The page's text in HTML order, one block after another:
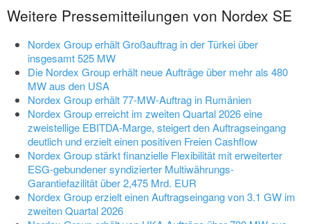
Weitere Pressemitteilungen von Nordex SE
Nordex Group erhält Großauftrag in der Türkei über
insgesamt 525 MW
Die Nordex Group erhält neue Aufträge über mehr als 480
MW aus den USA
Nordex Group erhält 77-MW-Auftrag in Rumänien
Nordex Group erreicht im zweiten Quartal 2026 eine
zweistellige EBITDA-Marge, steigert den Auftragseingang
deutlich und erzielt einen positiven Freien Cashflow
Nordex Group stärkt finanzielle Flexibilität mit erweiterter
ESG-gebundener syndizierter Multiwährungs-
Garantiefazilität über 2,475 Mrd. EUR
Nordex Group erzielt einen Auftragseingang von 3.1 GW im
zweiten Quartal 2026